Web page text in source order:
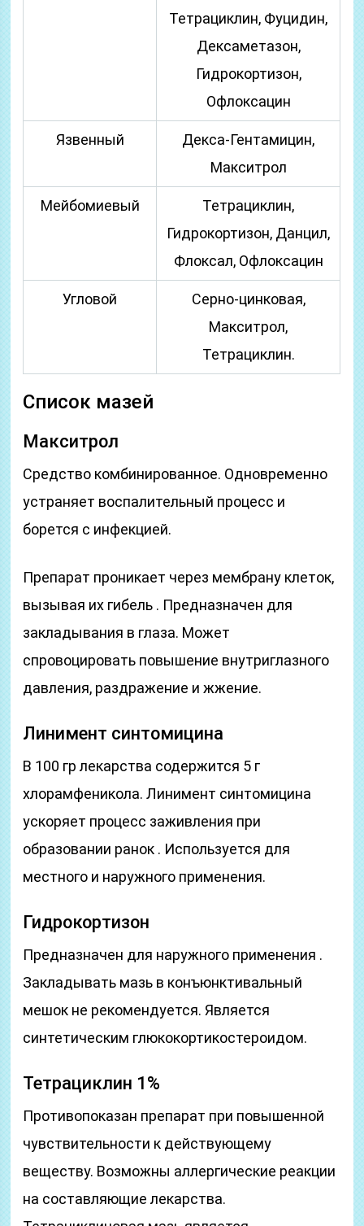
Тетрациклин, Фуцидин,
Дексаметазон,
Гидрокортизон,
Офлоксацин
Язвенный
Декса-Гентамицин,
Макситрол
Мейбомиевый
Тетрациклин,
Гидрокортизон, Данцил,
Флоксал, Офлоксацин
Угловой
Серно-цинковая,
Макситрол,
Тетрациклин.
Список мазей
Макситрол
Средство комбинированное. Одновременно
устраняет воспалительный процесс и
борется с инфекцией.
Препарат проникает через мембрану клеток,
вызывая их гибель . Предназначен для
закладывания в глаза. Может
спровоцировать повышение внутриглазного
давления, раздражение и жжение.
Линимент синтомицина
В 100 гр лекарства содержится 5 г
хлорамфеникола. Линимент синтомицина
ускоряет процесс заживления при
образовании ранок . Используется для
местного и наружного применения.
Гидрокортизон
Предназначен для наружного применения .
Закладывать мазь в конъюнктивальный
мешок не рекомендуется. Является
синтетическим глюкокортикостероидом.
Тетрациклин 1%
Противопоказан препарат при повышенной
чувствительности к действующему
веществу. Возможны аллергические реакции
на составляющие лекарства.